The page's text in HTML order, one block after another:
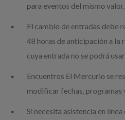
para eventos del mismo valor.
El cambio de entradas debe
48 horas de anticipación a la
cuya entrada no se podrá
Encuentros El Mercurio se
modificar fechas, programas
Si necesita asistencia en